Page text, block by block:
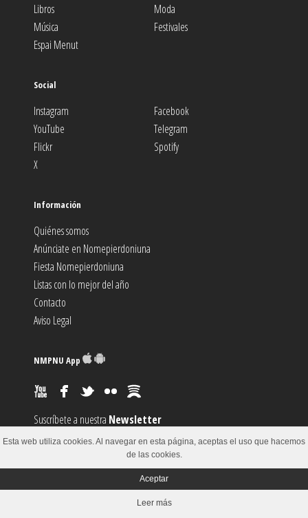
Libros
Moda
Música
Festivales
Espai Menut
Social
Instagram
Facebook
YouTube
Telegram
Flickr
Spotify
X
Información
Quiénes somos
Anúnciate en Nomepierdoniuna
Fiesta Nomepierdoniuna
Listas con lo mejor del año
Contacto
Aviso Legal
NMPNU App
Suscríbete a nuestra Newsletter
Suscríbete al canalRSS
© 2002-2018
Esta web utiliza cookies. Al navegar en esta página, aceptas el uso que hacemos
de las cookies.
Aceptar
Leer más